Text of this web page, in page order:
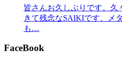
皆さんお久しぶりです。久
きて残念なSAIKIです、メ
も…
FaceBook